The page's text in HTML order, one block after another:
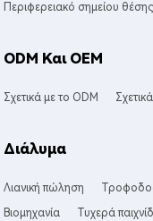
Περιφερειακό σημείου θέσης
ODM Και OEM
Σχετικά με το ODM
Διάλυμα
Λιανική πώληση
Βιομηχανία
Τυχερά